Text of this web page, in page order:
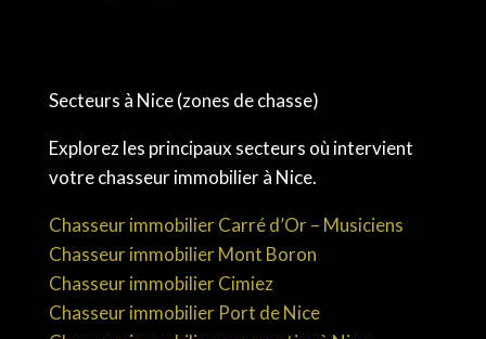
Secteurs à Nice (zones de chasse)
Explorez les principaux secteurs où intervient
votre chasseur immobilier à Nice.
Chasseur immobilier Carré d’Or – Musiciens
Chasseur immobilier Mont Boron
Chasseur immobilier Cimiez
Chasseur immobilier Port de Nice